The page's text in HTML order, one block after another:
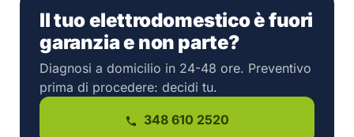
Il tuo elettrodomestico è fuori
garanzia e non parte?
Diagnosi a domicilio in 24-48 ore. Preventivo
prima di procedere: decidi tu.
348 610 2520